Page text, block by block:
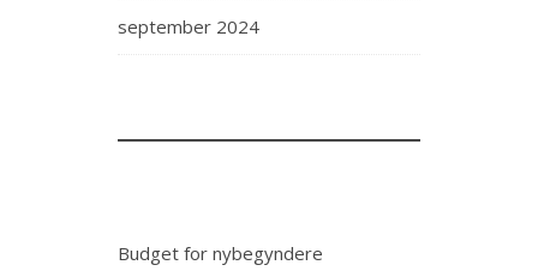
september 2024
Budget for nybegyndere